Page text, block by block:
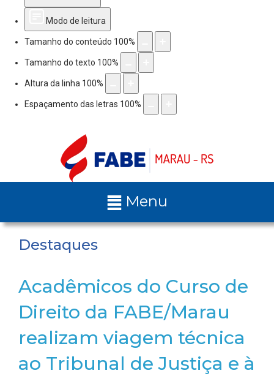
Modo de leitura
Tamanho do conteúdo 100%
Tamanho do texto 100%
Altura da linha 100%
Espaçamento das letras 100%
Menu
Destaques
Acadêmicos do Curso de
Direito da FABE/Marau
realizam viagem técnica
ao Tribunal de Justiça e à